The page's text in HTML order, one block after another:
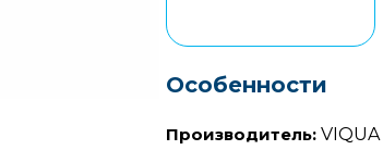
Особенности
Производитель: